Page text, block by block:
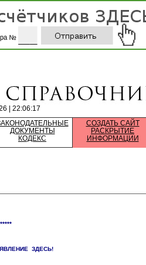
| 22:06:17
ДОКУМЕНТЫ
КОДЕКС
СОЗДАТЬ САЙТ
РАСКРЫТИЕ
ИНФОРМАЦИИ
ЗДЕСЬ!